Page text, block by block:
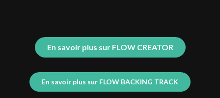
En savoir plus sur FLOW CREATOR
En savoir plus sur FLOW BACKING TRACK